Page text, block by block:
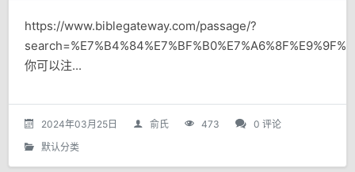
https://www.biblegateway.com/passage/?
你可以注...
2024年03月25日 俞氏 473
0 评论
默认分类